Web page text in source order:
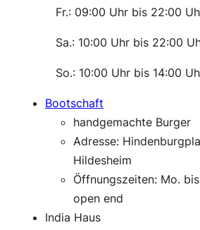
Fr.: 09:00 Uhr bis 22:00
Sa.: 10:00 Uhr bis 22:00
So.: 10:00 Uhr bis 14:00
Bootschaft
handgemachte Burger
Adresse:
Hildesheim
Öffnungszeiten: Mo.
open end
India Haus